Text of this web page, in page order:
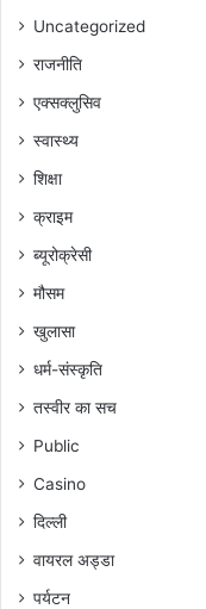
Uncategorized
राजनीति
एक्सक्लुसिव
स्वास्थ्य
शिक्षा
क्राइम
ब्यूरोक्रेसी
मौसम
खुलासा
धर्म-संस्कृति
तस्वीर का सच
Public
Casino
दिल्ली
वायरल अड्डा
पर्यटन